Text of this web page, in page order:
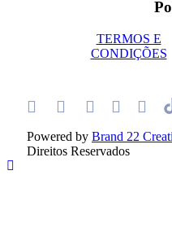
TERMOS E
CONDIÇÕES
Powered by Brand 22
Direitos Reservados